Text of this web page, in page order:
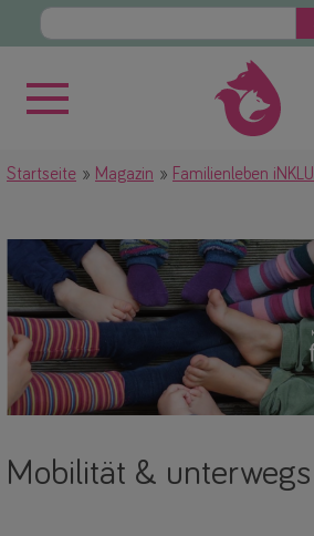
Startseite Magazin Familienleben
Mobilität & unterwegs